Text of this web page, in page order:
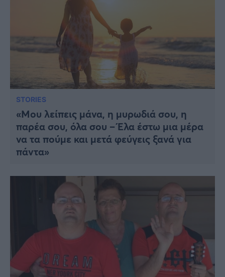
STORIES
«Μου λείπεις μάνα, η μυρωδιά σου, η
παρέα σου, όλα σου – Έλα έστω μια μέρα
να τα πούμε και μετά φεύγεις ξανά για
πάντα»